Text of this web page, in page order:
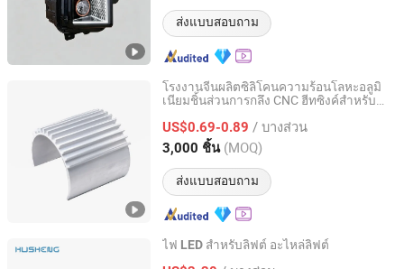
ส่งแบบสอบถาม
โรงงานจีนผลิตซิลิโคนความร้อนโลหะอลูมิ
เนียมชิ้นส่วนการกลึง CNC ฮีทซิงค์สำหรับ
ระบายความร้อน
US$0.69-0.89 / บางส่วน
3,000 ชิ้น (MOQ)
ส่งแบบสอบถาม
Guangdong Yubiao Hardware Co., Ltd.
Guangdong, China อัตราจาก 2019
ไฟ LED สำหรับลิฟต์ อะไหล่ลิฟต์
Husheng Lift Parts Co., Ltd.